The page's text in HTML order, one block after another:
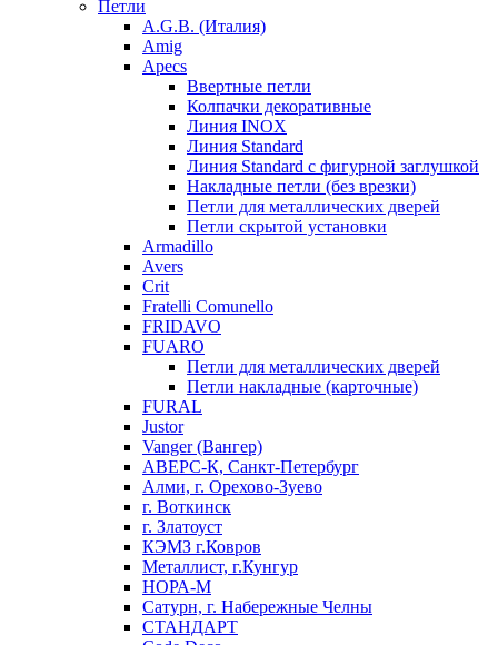
Петли
A.G.B. (Италия)
Amig
Apecs
Ввертные петли
Колпачки декоративные
Линия INOX
Линия Standard
Линия Standard с фигурной заглушкой
Накладные петли (без врезки)
Петли для металлических дверей
Петли скрытой установки
Armadillo
Avers
Crit
Fratelli Comunello
FRIDAVO
FUARO
Петли для металлических дверей
Петли накладные (карточные)
FURAL
Justor
Vanger (Вангер)
АВЕРС-К, Санкт-Петербург
Алми, г. Орехово-Зуево
г. Воткинск
г. Златоуст
КЭМЗ г.Ковров
Металлист, г.Кунгур
НОРА-М
Сатурн, г. Набережные Челны
СТАНДАРТ